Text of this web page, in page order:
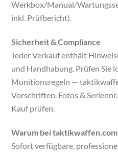
Werkbox/Manual/
inkl. Prüfbericht).
Sicherheit & Compliance
Jeder Verkauf enthält
und Handhabung. Prüfen Sie
Munitionsregeln —
Vorschriften. Fotos &
Kauf prüfen.
Warum bei
Sofort verfügbare,